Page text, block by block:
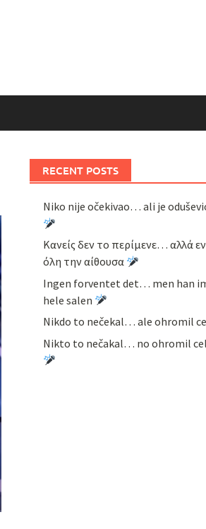
RECENT POSTS
Niko nije očekivao… ali je
Κανείς δεν το περίμενε… αλλά
όλη την αίθουσα
Ingen forventet det… men han
hele salen
Nikdo to nečekal… ale ohromil
Nikto to nečakal… no ohromil